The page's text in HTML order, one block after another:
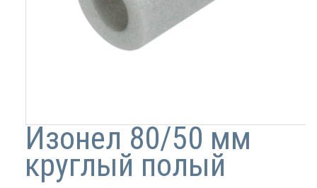
Изонел 80/50 мм
круглый полый